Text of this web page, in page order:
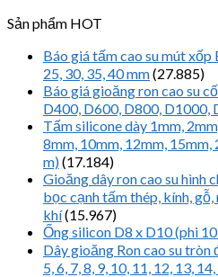
Sản phẩm HOT
Báo giá tấm cao su mút xốp
25, 30, 35, 40 mm(27.885)
Báo giá gioăng ron cao su
D400, D600, D800, D1000,
Tấm silicone dày 1mm,
8mm, 10mm, 12mm, 15mm,
m)(17.184)
Gioăng dây ron cao su hình
bọc cạnh tấm thép, kính,
khí(15.967)
Ống silicon D8 x D10 (phi
Dây gioăng Ron cao su tròn
5, 6, 7, 8, 9, 10, 11, 12, 13,